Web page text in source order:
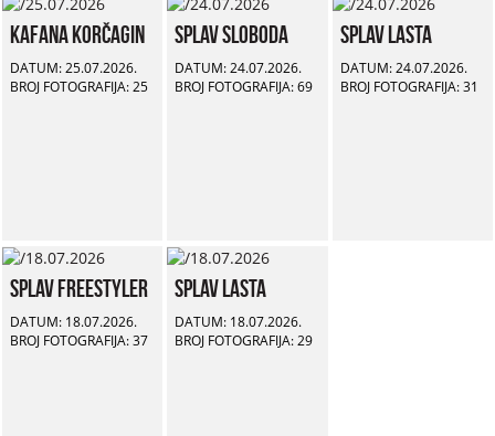
Kafana Korčagin
DATUM: 25.07.2026.
BROJ FOTOGRAFIJA: 25
Splav Sloboda
DATUM: 24.07.2026.
BROJ FOTOGRAFIJA: 69
Splav Lasta
DATUM: 24.07.2026.
BROJ FOTOGRAFIJA: 31
Splav Freestyler
DATUM: 18.07.2026.
BROJ FOTOGRAFIJA: 37
Splav Lasta
DATUM: 18.07.2026.
BROJ FOTOGRAFIJA: 29